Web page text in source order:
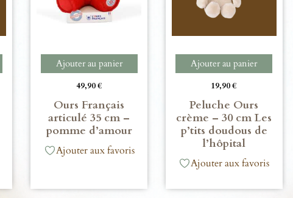
Ajouter au panier
49,90€
Ours Français
articulé 35 cm –
pomme d’amour
Ajouter aux favoris
Ajouter au panier
19,90€
Peluche Ours
crème – 30 cm Les
p’tits doudous de
l’hôpital
Ajouter aux favoris